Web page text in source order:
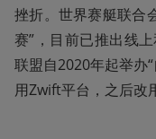
挫折。世界赛艇联合
赛”，目前已推出线
联盟自2020年起举办
用Zwift平台，之后改